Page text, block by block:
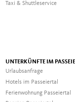
Taxi & Shuttleservice
UNTERKÜNFTE IM
Urlaubsanfrage
Hotels im Passeiertal
Ferienwohnung Passeiertal